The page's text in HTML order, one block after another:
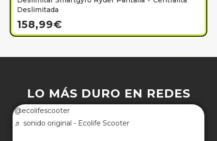
Deslimitada
158,99€
LO MÁS DURO EN REDES
@ecolifescooter
♬ sonido original - Ecolife Scooter